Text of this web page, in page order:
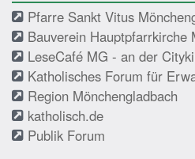
Pfarre Sankt Vitus
Bauverein Hauptpfarrkirche
LeseCafé MG - an der
Katholisches Forum für
Region Mönchengladbach
katholisch.de
Publik Forum